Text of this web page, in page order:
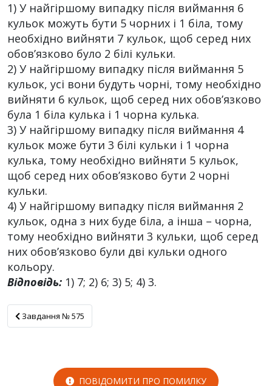
1) У найгіршому випадку після виймання 6
кульок можуть бути 5 чорних і 1 біла, тому
необхідно вийняти 7 кульок, щоб серед них
обов’язково було 2 білі кульки.
2) У найгіршому випадку після виймання 5
кульок, усі вони будуть чорні, тому необхідно
вийняти 6 кульок, щоб серед них обов’язково
була 1 біла кулька і 1 чорна кулька.
3) У найгіршому випадку після виймання 4
кульок може бути 3 білі кульки і 1 чорна
кулька, тому необхідно вийняти 5 кульок,
щоб серед них обов’язково бути 2 чорні
кульки.
4) У найгіршому випадку після виймання 2
кульок, одна з них буде біла, а інша – чорна,
тому необхідно вийняти 3 кульки, щоб серед
них обов’язково були дві кульки одного
кольору.
Відповідь: 1) 7; 2) 6; 3) 5; 4) 3.
Завдання № 575
Завдання № 575
ПОВІДОМИТИ ПРО ПОМИЛКУ